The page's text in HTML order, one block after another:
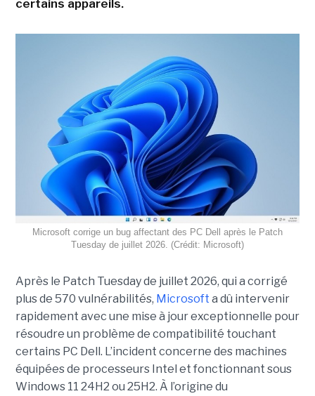
certains appareils.
Microsoft corrige un bug affectant des PC Dell après le Patch
Tuesday de juillet 2026. (Crédit: Microsoft)
Après le Patch Tuesday de juillet 2026, qui a corrigé
plus de 570 vulnérabilités, Microsoft a dû intervenir
rapidement avec une mise à jour exceptionnelle pour
résoudre un problème de compatibilité touchant
certains PC Dell. L’incident concerne des machines
équipées de processeurs Intel et fonctionnant sous
Windows 11 24H2 ou 25H2. À l’origine du